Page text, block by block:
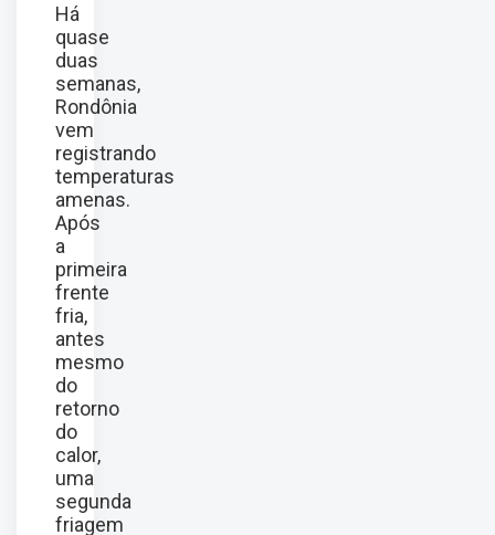
Há
quase
duas
semanas,
Rondônia
vem
registrando
temperaturas
amenas.
Após
a
primeira
frente
fria,
antes
mesmo
do
retorno
do
calor,
uma
segunda
friagem